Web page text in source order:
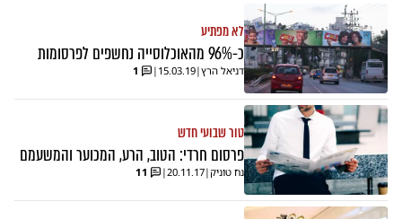
לא מפתיע
כ-96% מהאוכלוסייה נחשפים לפרסומות
דניאל הרץ|
15.03.19
|
1
טור שבועי חדש
פרסום חרדי: הטוב, הרע, המכוער והמשעמם
נח טוניק|
20.11.17
|
11